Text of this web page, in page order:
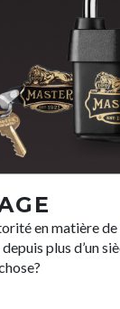
en matière
plus d’un